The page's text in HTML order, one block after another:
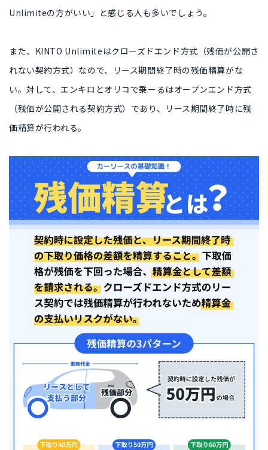
Unlimiteの方がいい」と感じる人 も多いでしょう。
また、KINTO Unlimiteはクローズドエンド方式 （残価が公開さ
れない契約方式）なので、
リース期間終了時の残価精算がな
い。対して、エンキロとオリコで乗ーるはオープンエンド方式
（残価が公開される契約方式）であり、
リース期間終了時に残
価精算が行われる。